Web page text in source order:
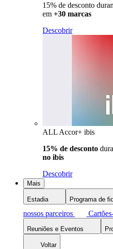
15% de desconto
em +30 marcas
Descobrir
ALL Accor+ ibis
15% de desconto
no ibis
Descobrir
Mais
Estadia Programa de
nossos parceiros
Reuniões e Eventos
Voltar